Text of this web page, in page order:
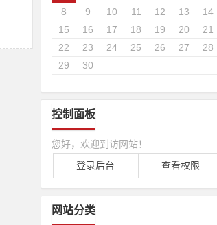
8
9 10 11 12 13
14
15
16 17 18 19 20
21
22
23 24 25 26 27
28
29
30
控制面板
您好，欢迎到访网站！
登录后台
查看权限
网站分类